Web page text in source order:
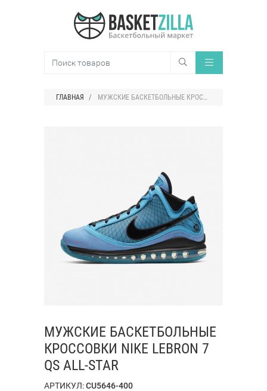
ГЛАВНАЯ МУЖСКИЕ БАСКЕТБОЛЬНЫЕ КРОССОВКИ NIKE LEBRON 7 QS
МУЖСКИЕ БАСКЕТБОЛЬНЫЕ
КРОССОВКИ NIKE LEBRON 7
QS ALL-STAR
АРТИКУЛ:CU5646-400